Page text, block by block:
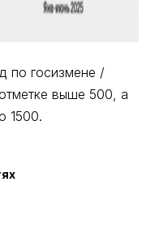
по госизмене /
выше 500, а
1500.